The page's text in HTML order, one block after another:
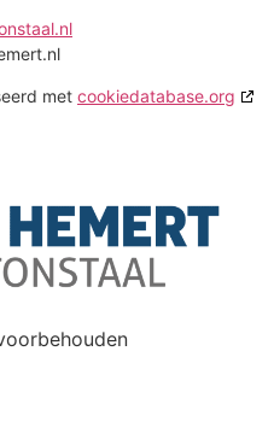
met cookiedatabase.org